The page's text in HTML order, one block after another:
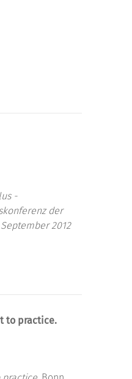
-
der
2012
to practice.